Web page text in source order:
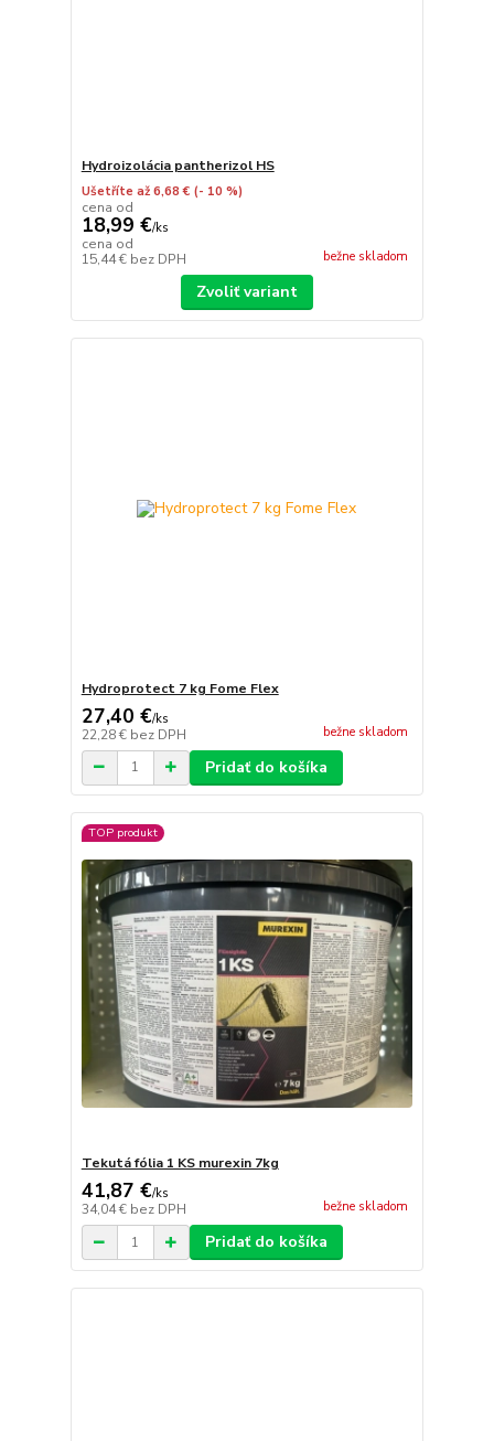
Hydroizolácia pantherizol HS
Ušetříte až 6,68 € (- 10 %)
cena od
18,99 €/ks
cena od
15,44 € bez DPH bežne skladom
Zvoliť variant
Hydroprotect 7 kg Fome Flex
27,40 €/ks
22,28 € bez DPH bežne skladom
Pridať do košíka
TOP produkt
Tekutá fólia 1 KS murexin 7kg
41,87 €/ks
34,04 € bez DPH bežne skladom
Pridať do košíka